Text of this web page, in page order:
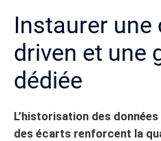
Instaurer une
driven et une
dédiée
L’historisation des
des écarts renforcent la